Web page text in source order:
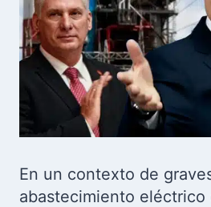
En un contexto de
abastecimiento eléctrico